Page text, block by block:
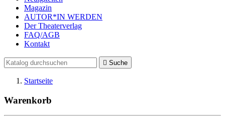
Magazin
AUTOR*IN WERDEN
Der Theaterverlag
FAQ/AGB
Kontakt
 Suche
Startseite
Warenkorb